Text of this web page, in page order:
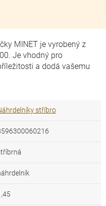
MINET je vyrobený z
Je vhodný pro
a dodá vašemu
stříbro